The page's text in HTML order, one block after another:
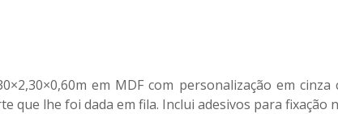
em MDF com personalização em
que lhe foi dada em fila. Inclui adesivos para